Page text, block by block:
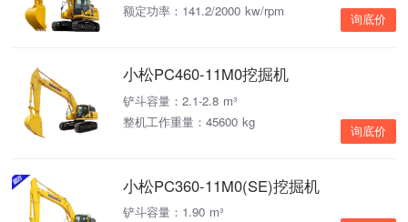
额定功率：141.2/2000 kw/rpm
询底价
小松PC460-11M0挖掘机
铲斗容量：2.1-2.8 m³
整机工作重量：45600 kg
询底价
小松PC360-11M0(SE)挖掘机
铲斗容量：1.90 m³